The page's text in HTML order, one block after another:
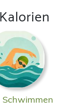
Schwimmen